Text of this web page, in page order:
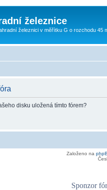
železnice
železnici v měřítku G o rozchodu 45
disku uložená tímto fórem?
Založeno na
Sponzor